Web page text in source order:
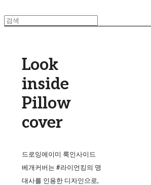
Look
inside
Pillow
cover
드로잉에이미 룩인사이드
베개커버는 #라이언킹의 명
대사를 인용한 디자인으로,